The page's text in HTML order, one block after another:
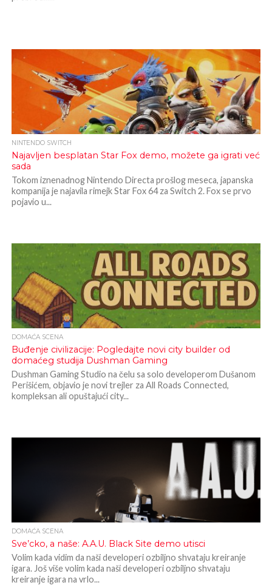
NINTENDO SWITCH
Najavljen besplatan Star Fox demo, možete ga igrati već
sada
Tokom iznenadnog Nintendo Directa prošlog meseca, japanska
kompanija je najavila rimejk Star Fox 64 za Switch 2. Fox se prvo
pojavio u...
DOMAĆA SCENA
Buđenje civilizacije: Pogledajte novi city builder od
domaćeg studija Dushman Gaming
Dushman Gaming Studio na čelu sa solo developerom Dušanom
Perišićem, objavio je novi trejler za All Roads Connected,
kompleksan ali opuštajući city...
DOMAĆA SCENA
Sve’cko, a naše: A.A.U. Black Site demo utisci
Volim kada vidim da naši developeri ozbiljno shvataju kreiranje
igara. Još više volim kada naši developeri ozbiljno shvataju
kreiranje igara na vrlo...